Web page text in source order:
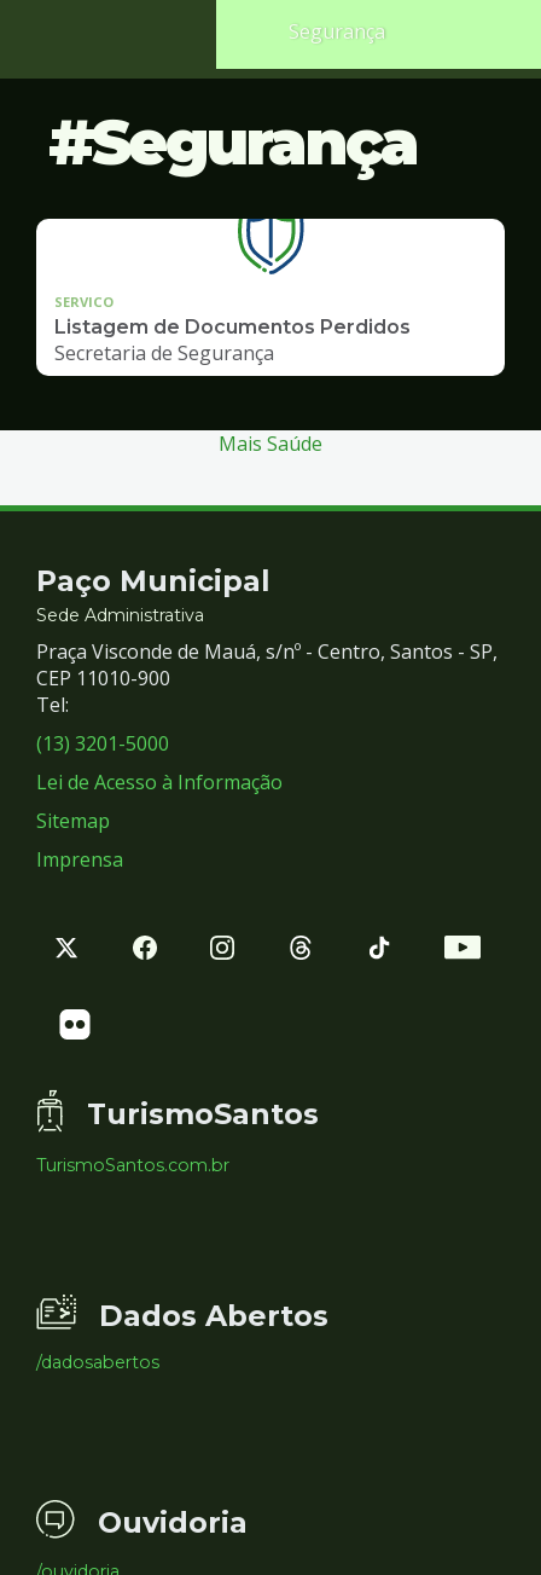
Segurança
Segurança
SERVICO
Listagem de Documentos Perdidos
Secretaria de Segurança
Mais Saúde
Contato
e
Redes
Sociais
Paço Municipal
Sede Administrativa
Praça Visconde de Mauá, s/nº - Centro, Santos - SP,
CEP 11010-900
Tel:
(13) 3201-5000
Lei de Acesso à Informação
Sitemap
Imprensa
TurismoSantos
TurismoSantos.com.br
Dados Abertos
/dadosabertos
Ouvidoria